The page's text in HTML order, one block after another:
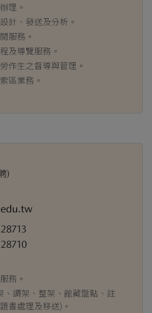
理。
計、發送及分析。
服務。
及導覽服務。
作生之督導與管理。
區業務。
)
務。
、調架、整架、館藏盤點、註
書處理及移送)。